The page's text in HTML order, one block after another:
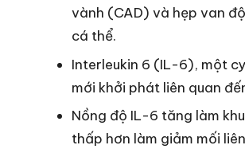
vành (CAD) và hẹp van
cá thể.
Interleukin 6 (IL-6), một
mới khởi phát liên quan
Nồng độ IL-6 tăng làm
thấp hơn làm giảm mối